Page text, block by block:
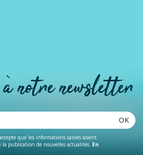
notre newsletter
que les informations saisies soient
publication de nouvelles actualités. En
OK